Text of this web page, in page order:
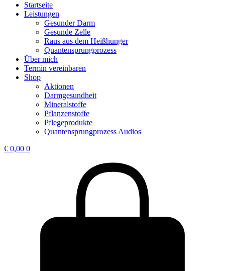
Startseite
Leistungen
Gesunder Darm
Gesunde Zelle
Raus aus dem Heißhunger
Quantensprungprozess
Über mich
Termin vereinbaren
Shop
Aktionen
Darmgesundheit
Mineralstoffe
Pflanzenstoffe
Pflegeprodukte
Quantensprungprozess Audios
€ 0,00 0